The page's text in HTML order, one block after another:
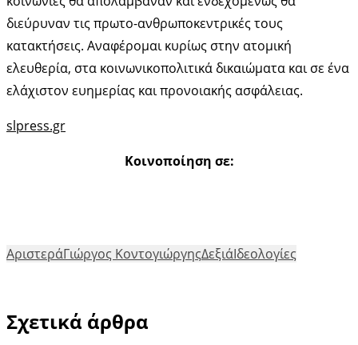
διεύρυναν τις πρωτο-ανθρωποκεντρικές τους
κατακτήσεις. Αναφέρομαι κυρίως στην ατομική
ελευθερία, στα κοινωνικοπολιτικά δικαιώματα και σε ένα
ελάχιστον ευημερίας και προνοιακής ασφάλειας.
slpress.gr
Κοινοποίηση σε:
ΑριστεράΓιώργος ΚοντογιώργηςΔεξιάΙδεολογίες
Σχετικά άρθρα